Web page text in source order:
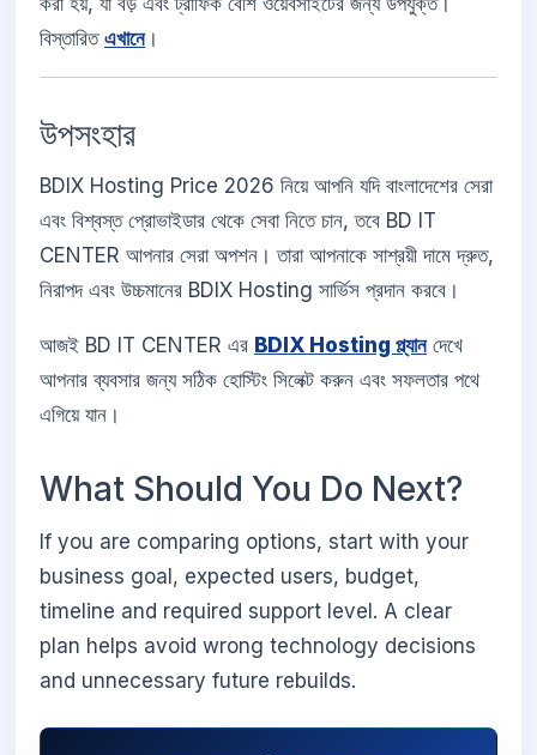
বিস্তারিত এখানে।
উপসংহার
BDIX Hosting Price 2026 নিয়ে আপনি যদি বাংলাদেশের সেরা
এবং বিশ্বস্ত প্রোভাইডার থেকে সেবা নিতে চান, তবে BD IT
CENTER আপনার সেরা অপশন। তারা আপনাকে সাশ্রয়ী দামে দ্রুত,
নিরাপদ এবং উচ্চমানের BDIX Hosting সার্ভিস প্রদান করবে।
আজই BD IT CENTER এর BDIX Hosting প্ল্যানদেখে
আপনার ব্যবসার জন্য সঠিক হোস্টিং সিলেক্ট করুন এবং সফলতার পথে
এগিয়ে যান।
What Should You Do Next?
If you are comparing options, start with your
business goal, expected users, budget,
timeline and required support level. A clear
plan helps avoid wrong technology decisions
and unnecessary future rebuilds.